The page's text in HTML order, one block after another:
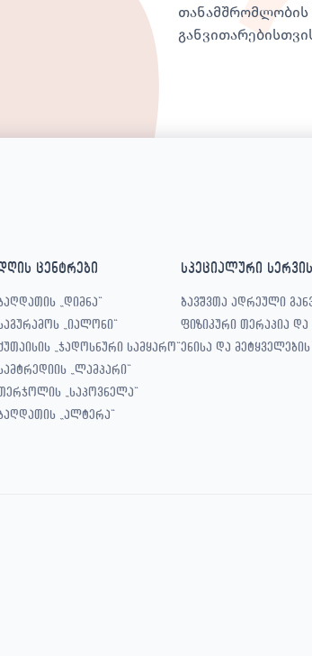
თანამშრომლობის
ცენტრები
„დიმნა“
„იალონი“
„ჯადოსნური სამყარო“
„ლამპარი“
„საპოვნელა“
„ალტერა“
სპეციალური
ბავშვთა ადრეული
ფიზიკური თერაპია
ენისა და